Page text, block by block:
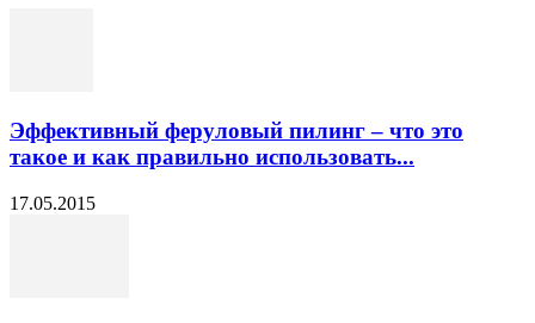
Эффективный феруловый пилинг – что это
такое и как правильно использовать...
17.05.2015